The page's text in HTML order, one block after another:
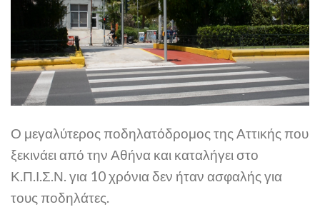
Ο μεγαλύτερος ποδηλατόδρομος της Αττικής που
ξεκινάει από την Αθήνα και καταλήγει στο
Κ.Π.Ι.Σ.Ν. για 10 χρόνια δεν ήταν ασφαλής για
τους ποδηλάτες.